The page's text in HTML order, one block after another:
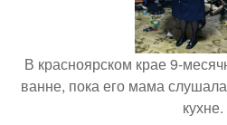
В красноярском крае 9-
ванне, пока его мама
кухне.